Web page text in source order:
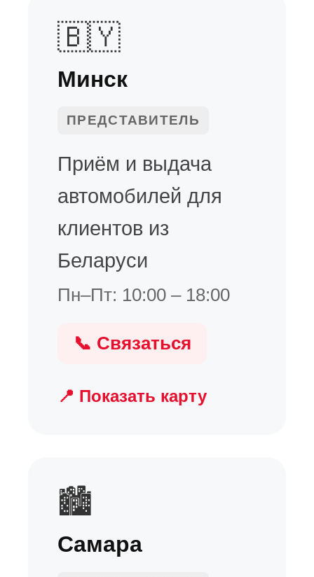
🇧🇾
Минск
ПРЕДСТАВИТЕЛЬ
Приём и выдача
автомобилей для
клиентов из
Беларуси
Пн–Пт: 10:00 – 18:00
📞 Связаться
📍 Показать карту
🏙
Самара